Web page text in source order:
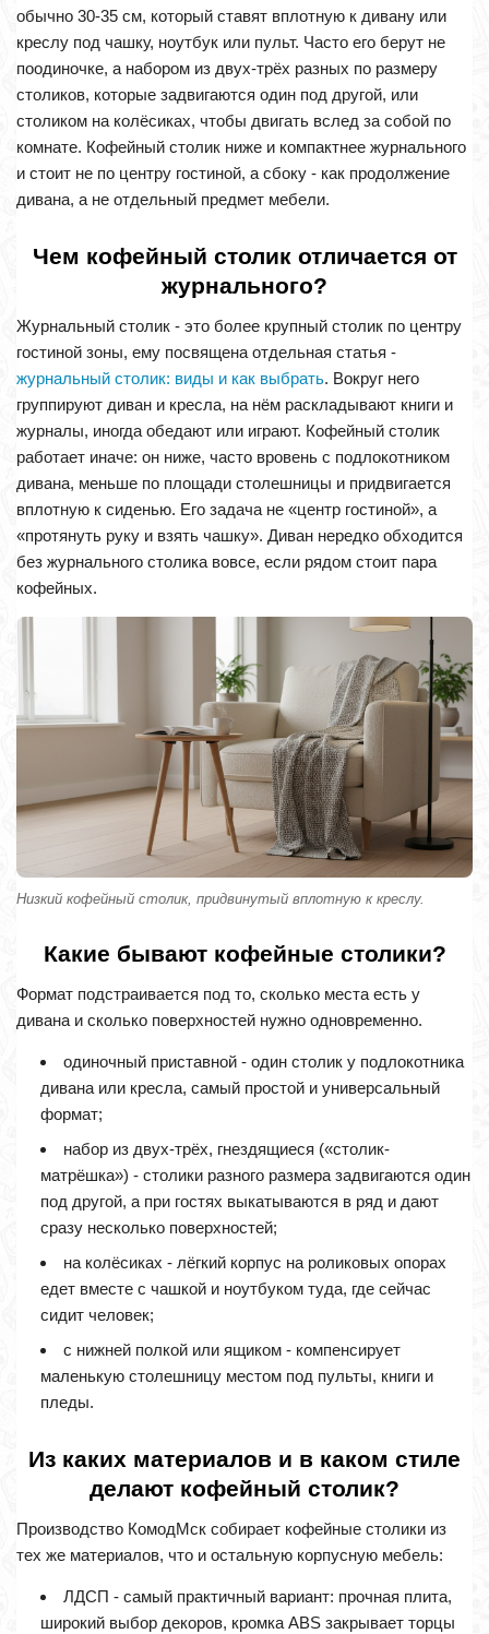
обычно 30-35 см, который ставят вплотную к дивану или
креслу под чашку, ноутбук или пульт. Часто его берут не
поодиночке, а набором из двух-трёх разных по размеру
столиков, которые задвигаются один под другой, или
столиком на колёсиках, чтобы двигать вслед за собой по
комнате. Кофейный столик ниже и компактнее журнального
и стоит не по центру гостиной, а сбоку - как продолжение
дивана, а не отдельный предмет мебели.
Чем кофейный столик отличается от
журнального?
Журнальный столик - это более крупный столик по центру
гостиной зоны, ему посвящена отдельная статья -
журнальный столик: виды и как выбрать. Вокруг него
группируют диван и кресла, на нём раскладывают книги и
журналы, иногда обедают или играют. Кофейный столик
работает иначе: он ниже, часто вровень с подлокотником
дивана, меньше по площади столешницы и придвигается
вплотную к сиденью. Его задача не «центр гостиной», а
«протянуть руку и взять чашку». Диван нередко обходится
без журнального столика вовсе, если рядом стоит пара
кофейных.
Низкий кофейный столик, придвинутый вплотную к креслу.
Какие бывают кофейные столики?
Формат подстраивается под то, сколько места есть у
дивана и сколько поверхностей нужно одновременно.
одиночный приставной - один столик у подлокотника
дивана или кресла, самый простой и универсальный
формат;
набор из двух-трёх, гнездящиеся («столик-
матрёшка») - столики разного размера задвигаются один
под другой, а при гостях выкатываются в ряд и дают
сразу несколько поверхностей;
на колёсиках - лёгкий корпус на роликовых опорах
едет вместе с чашкой и ноутбуком туда, где сейчас
сидит человек;
с нижней полкой или ящиком - компенсирует
маленькую столешницу местом под пульты, книги и
пледы.
Из каких материалов и в каком стиле
делают кофейный столик?
Производство КомодМск собирает кофейные столики из
тех же материалов, что и остальную корпусную мебель:
ЛДСП - самый практичный вариант: прочная плита,
широкий выбор декоров, кромка ABS закрывает торцы